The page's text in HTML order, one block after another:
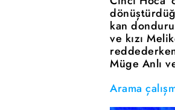
kan
ve kızı
Müge Anlı
Arama